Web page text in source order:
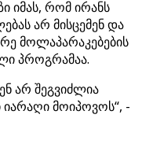
იმას, რომ ირანს
არ მისცემენ და
მოლაპარაკებების
პროგრამაა.
არ შეგვიძლია
მოიპოვოს“, -